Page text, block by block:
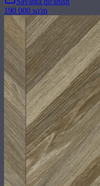
190 000 so'm